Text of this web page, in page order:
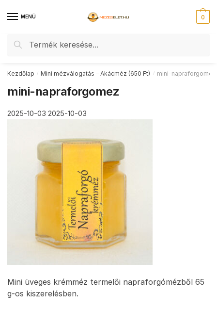
MENÜ
Keresés
Keresés
0
Kezdőlap / Mini mézválogatás – Akácméz (650 Ft) / mini-napraforgomez
mini-napraforgomez
2025-10-03 2025-10-03
Mini üveges krémméz termelői napraforgómézből 65
g-os kiszerelésben.